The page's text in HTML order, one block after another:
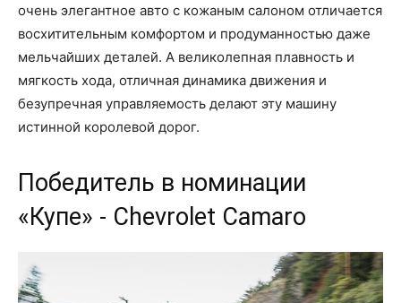
очень элегантное авто с кожаным салоном отличается
восхитительным комфортом и продуманностью даже
мельчайших деталей. А великолепная плавность и
мягкость хода, отличная динамика движения и
безупречная управляемость делают эту машину
истинной королевой дорог.
Победитель в номинации
«Купе» - Chevrolet Camaro